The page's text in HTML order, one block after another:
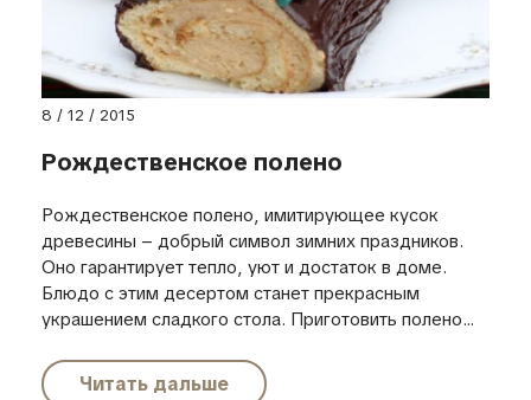
8 / 12 / 2015
Рождественское полено
Рождественское полено, имитирующее кусок
древесины – добрый символ зимних праздников.
Оно гарантирует тепло, уют и достаток в доме.
Блюдо с этим десертом станет прекрасным
украшением сладкого стола. Приготовить полено...
Читать дальше